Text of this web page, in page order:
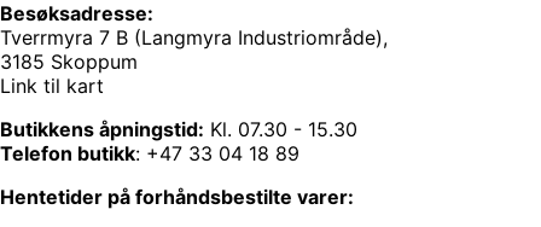
Besøksadresse:
Tverrmyra 7 B (Langmyra Industriområde),
3185 Skoppum
Link til kart
Butikkens åpningstid: Kl. 07.30 - 15.30
Telefon butikk: +47 33 04 18 89
Hentetider på forhåndsbestilte varer: